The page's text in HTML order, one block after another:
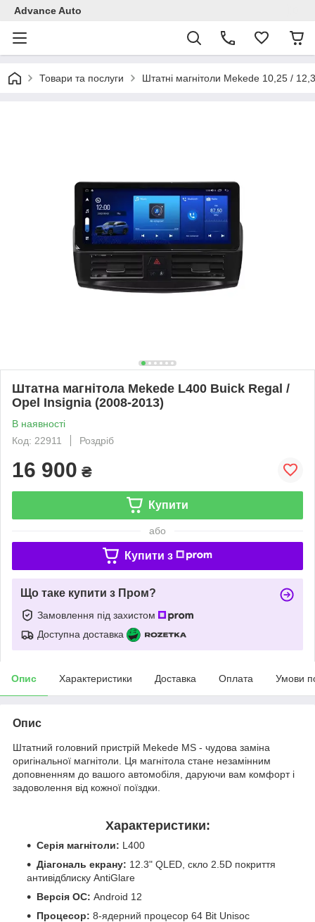
Advance Auto
Товари та послуги Штатні магнітоли Mekede 10,25 /
Штатна магнітола Mekede L400 Buick Regal /
Opel Insignia (2008-2013)
В наявності
Код: 22911
Роздріб
16 900 ₴
Купити
або
Купити з
Що таке купити з Пром?
Замовлення під захистом
Доступна доставка
Опис Характеристики Доставка Оплата Умови
Опис
Штатний головний пристрій Mekede MS - чудова заміна
оригінальної магнітоли. Ця магнітола стане незамінним
доповненням до вашого автомобіля, даруючи вам комфорт і
задоволення від кожної поїздки.
Характеристики:
Серія магнітоли: L400
Діагональ екрану: 12.3" QLED, скло 2.5D покриття
антивідблиску AntiGlare
Версія ОС: Android 12
Процесор: 8-ядерний процесор 64 Bit Unisoc